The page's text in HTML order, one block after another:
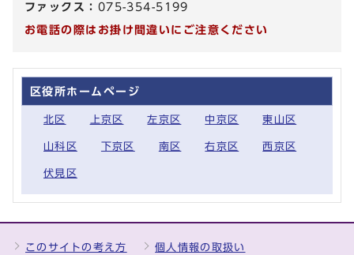
ファックス： 075-354-5199
お電話の際はお掛け間違いにご注意ください
区役所ホームページ
北区 上京区 左京区 中京区 東山区
山科区 下京区 南区 右京区 西京区
伏見区
このサイトの考え方 個人情報の取扱い